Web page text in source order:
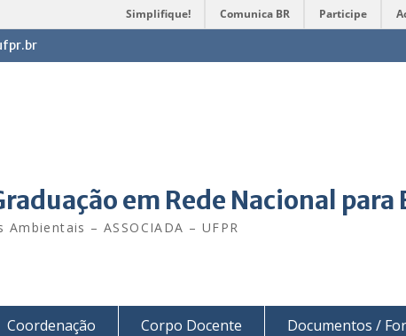
Simplifique! Comunica BR Participe
em Rede Nacional
– ASSOCIADA – UFPR
Coordenação Corpo Docente Documentos /